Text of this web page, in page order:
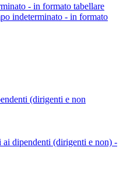
- in formato tabellare
indeterminato - in formato
(dirigenti e non
dipendenti (dirigenti e non) -